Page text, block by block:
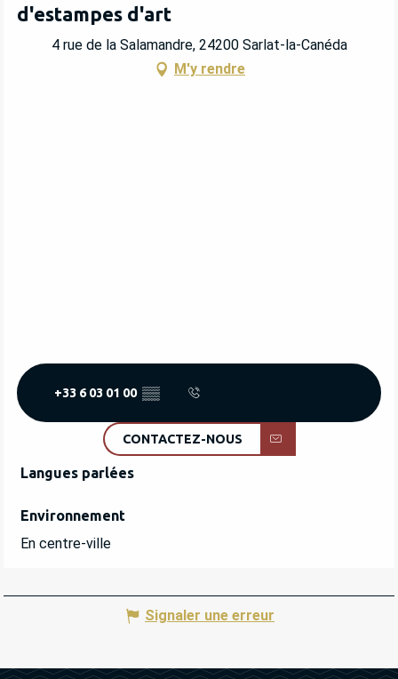
d'estampes d'art
4 rue de la Salamandre, 24200 Sarlat-la-Canéda
M'y rendre
+33 6 03 01 00 ▒▒
CONTACTEZ-NOUS
Langues parlées
Langues parlées
Environnement
Environnement
En centre-ville
Signaler une erreur